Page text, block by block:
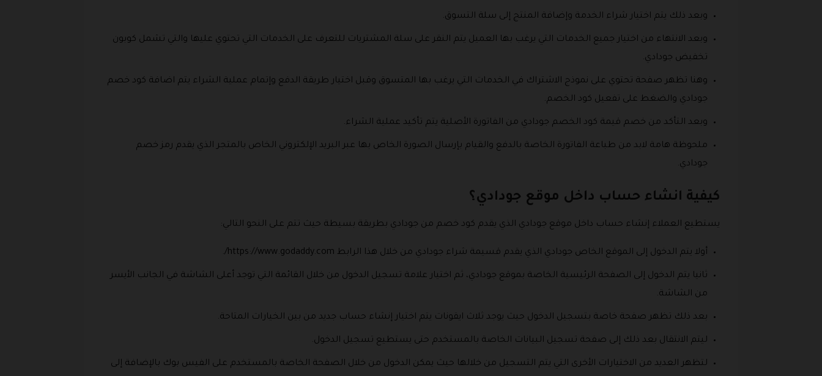
وبعد ذلك يتم اختيار شراء الخدمة وإضافة المنتج إلى سلة التسوق.
وبعد الانتهاء من اختيار جميع الخدمات التي يرغب بها العميل يتم النقر على سلة المشتريات للتعرف على الخدمات التي تحتوي عليها والتي تشمل كوبون
تخفيض جودادي.
وهنا تظهر صفحة تحتوي على نموذج الاشتراك في الخدمات التي يرغب بها المتسوق وقبل اختيار طريقة الدفع وإتمام عملية الشراء يتم اضافة كود خصم
جودادي والضغط على تفعيل كود الخصم.
وبعد التأكد من خصم قيمة كود الخصم جودادي من الفاتورة الأصلية يتم تأكيد عملية الشراء.
ملحوظة هامة لابد من طباعة الفاتورة الخاصة بالدفع والقيام بإرسال الصورة الخاص بها عبر البريد الإلكتروني الخاص بالمتجر الذي يقدم رمز خصم
جودادي.
كيفية انشاء حساب داخل موقع جودادي؟
يستطيع العملاء إنشاء حساب داخل موقع جودادي الذي يقدم كود خصم من جودادي بطريقة بسيطة حيث تتم على النحو التالي:
أولا يتم الدخول إلى الموقع الخاص جودادي الذي يقدم قسيمة شراء جودادي من خلال هذا الرابط https://www.godaddy.com/.
ثانيا يتم الدخول إلى الصفحة الرئيسية الخاصة بموقع جودادي، ثم اختيار علامة تسجيل الدخول من خلال القائمة التي توجد أعلى الشاشة في الجانب الأيسر
من الشاشة.
بعد ذلك تظهر صفحة خاصة بتسجيل الدخول حيث يوجد ثلاث ايقونات يتم اختيار إنشاء حساب جديد من بين الخيارات المتاحة.
ليتم الانتقال بعد ذلك إلى صفحة تسجيل البيانات الخاصة بالمستخدم حتى يستطيع تسجيل الدخول.
لتظهر العديد من الاختيارات الأخرى التي يتم التسجيل من خلالها حيث يمكن الدخول من خلال الصفحة الخاصة بالمستخدم على الفيس بوك بالإضافة إلى